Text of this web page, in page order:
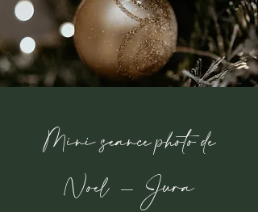
Mini séance photo de
Noël - Jura